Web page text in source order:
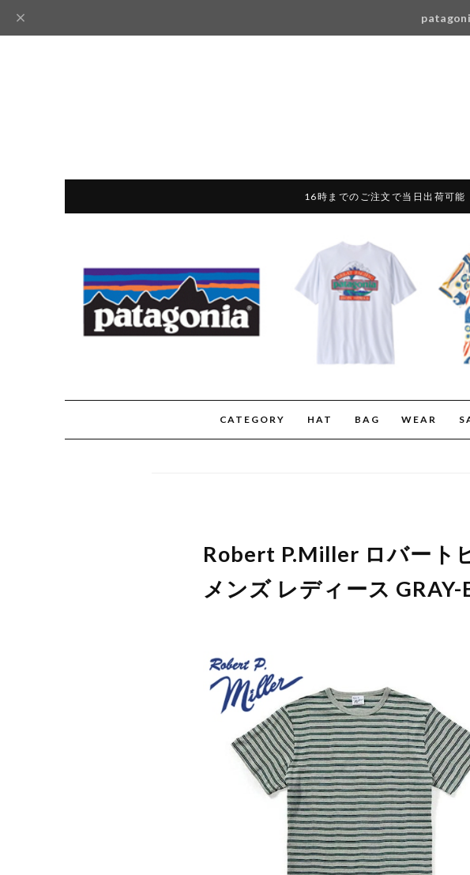
16時までのご注文で当日出荷可
CATEGORY HAT BAG WEAR
Robert P.Miller ロバート
メンズ レディース GRAY-